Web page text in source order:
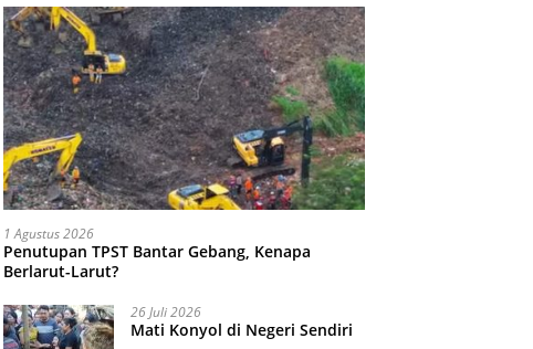
1 Agustus 2026
Penutupan TPST Bantar Gebang, Kenapa
Berlarut-Larut?
26 Juli 2026
Mati Konyol di Negeri Sendiri